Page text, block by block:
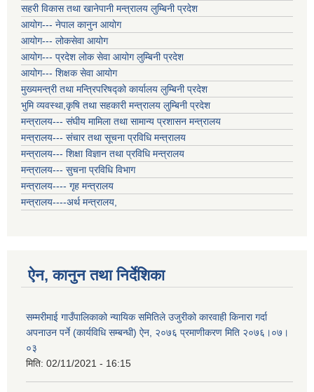
सहरी विकास तथा खानेपानी मन्त्रालय लुम्बिनी प्रदेश
आयोग--- नेपाल कानुन आयोग
आयोग--- लोकसेवा आयोग
आयोग--- प्रदेश लोक सेवा आयोग लुम्बिनी प्रदेश
आयोग--- शिक्षक सेवा आयोग
मुख्यमन्त्री तथा मन्त्रिपरिषद्को कार्यालय लुम्बिनी प्रदेश
भुमि व्यवस्था,कृषि तथा सहकारी मन्त्रालय लुम्बिनी प्रदेश
मन्त्रालय--- संघीय मामिला तथा सामान्य प्रशासन मन्त्रालय
मन्त्रालय--- संचार तथा सूचना प्रविधि मन्त्रालय
मन्त्रालय--- शिक्षा विज्ञान तथा प्रविधि मन्त्रालय
मन्त्रालय--- सुचना प्रविधि विभाग
मन्त्रालय---- गृह मन्त्रालय
मन्त्रालय----अर्थ मन्त्रालय,
ऐन, कानुन तथा निर्देशिका
सम्मरीमाई गाउँपालिकाको न्यायिक समितिले उजुरीको कारवाही किनारा गर्दा
अपनाउन पर्ने (कार्यविधि सम्बन्धी) ऐन, २०७६ प्रमाणीकरण मिति २०७६।०७।
०३
मिति: 02/11/2021 - 16:15